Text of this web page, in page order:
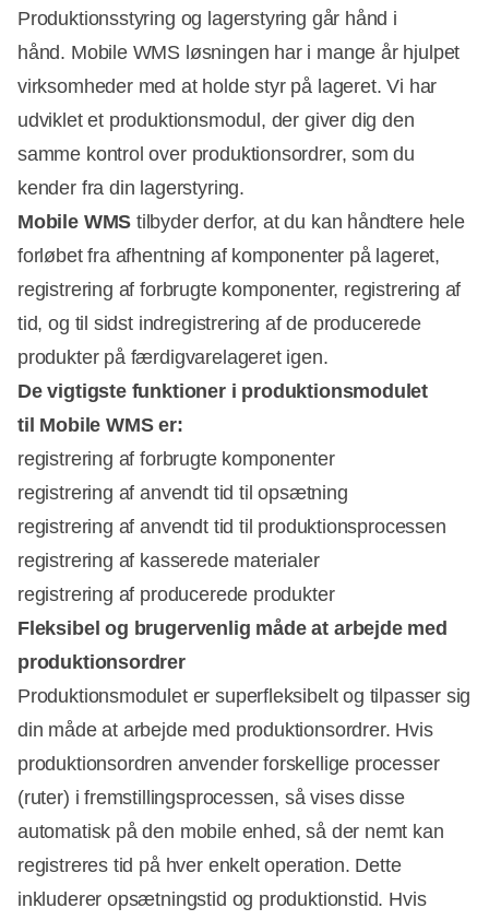
Produktionsstyring og lagerstyring går hånd i
hånd. Mobile WMS løsningen har i mange år hjulpet
virksomheder med at holde styr på lageret. Vi har
udviklet et produktionsmodul, der giver dig den
samme kontrol over produktionsordrer, som du
kender fra din lagerstyring.
Mobile WMS tilbyder derfor, at du kan håndtere hele
forløbet fra afhentning af komponenter på lageret,
registrering af forbrugte komponenter, registrering af
tid, og til sidst indregistrering af de producerede
produkter på færdigvarelageret igen.
De vigtigste funktioner i produktionsmodulet
til Mobile WMS er:
registrering af forbrugte komponenter
registrering af anvendt tid til opsætning
registrering af anvendt tid til produktionsprocessen
registrering af kasserede materialer
registrering af producerede produkter
Fleksibel og brugervenlig måde at arbejde med
produktionsordrer
Produktionsmodulet er superfleksibelt og tilpasser sig
din måde at arbejde med produktionsordrer. Hvis
produktionsordren anvender forskellige processer
(ruter) i fremstillingsprocessen, så vises disse
automatisk på den mobile enhed, så der nemt kan
registreres tid på hver enkelt operation. Dette
inkluderer opsætningstid og produktionstid. Hvis